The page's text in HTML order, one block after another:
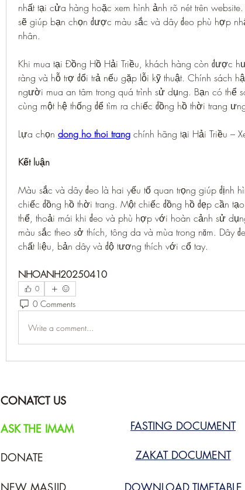
nhất tại cửa hàng hoặc xem hình ảnh rõ nét trên
sẽ giúp bạn chọn được màu sắc và dây đeo phù hợp
nhân.
Khi mua tại Đồng Hồ Hải Triều, khách hàng còn được
ràng và hỗ trợ đổi trả nếu gặp lỗi kỹ thuật. Chính sách
người mua an tâm trong quá trình sử dụng. Bạn có thể
cùng một hệ thống để tìm ra chiếc đồng hồ thời trang
Lựa chọn dong ho thoi trang chính hãng tại Hải Triều –
Kết luận
Màu sắc và dây đeo là hai yếu tố quan trọng giúp định
chiếc đồng hồ thời trang. Một chiếc đồng hồ đẹp cần
thể, thoải mái khi đeo và phù hợp với hoàn cảnh sử
màu sắc theo sở thích, tông da và mùa trong năm. Dây
chất liệu, bản dây và độ tương thích với cổ tay.
NHOANH20250410
0
0 Comments
Write a comment...
CONATCT US
ASK THE IMAM
DONATE
NEW MASJID
FASTING DOCUMENT
ZAKAT DOCUMENT
DOWNLOAD TIMETABLE